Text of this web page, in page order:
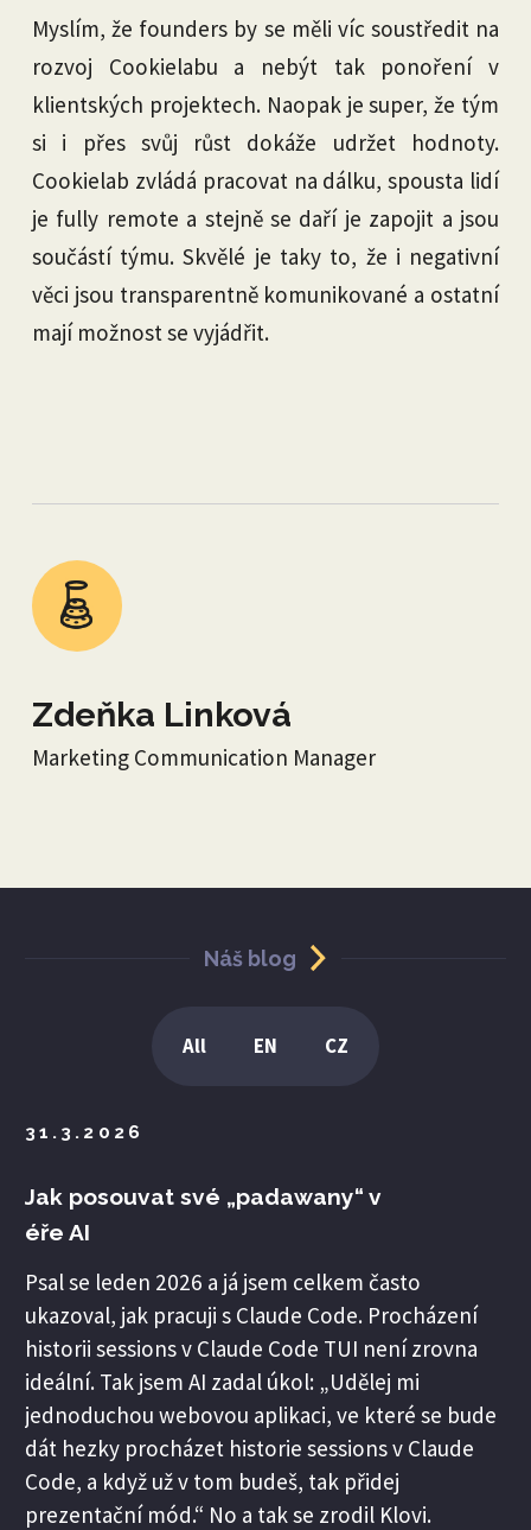
Myslím, že founders by se měli víc soustředit na
rozvoj Cookielabu a nebýt tak ponoření v
klientských projektech. Naopak je super, že tým
si i přes svůj růst dokáže udržet hodnoty.
Cookielab zvládá pracovat na dálku, spousta lidí
je fully remote a stejně se daří je zapojit a jsou
součástí týmu. Skvělé je taky to, že i negativní
věci jsou transparentně komunikované a ostatní
mají možnost se vyjádřit.
Zdeňka Linková
Marketing Communication Manager
Náš blog
All EN CZ
31.3.2026
Jak posouvat své „padawany“ v
éře AI
Psal se leden 2026 a já jsem celkem často
ukazoval, jak pracuji s Claude Code. Procházení
historii sessions v Claude Code TUI není zrovna
ideální. Tak jsem AI zadal úkol: „Udělej mi
jednoduchou webovou aplikaci, ve které se bude
dát hezky procházet historie sessions v Claude
Code, a když už v tom budeš, tak přidej
prezentační mód.“ No a tak se zrodil Klovi.